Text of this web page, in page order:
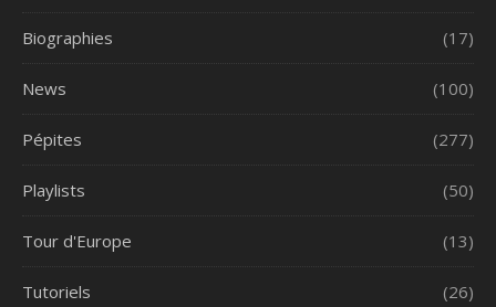
Biographies (17)
News (100)
Pépites (277)
Playlists (50)
Tour d'Europe (13)
Tutoriels (26)